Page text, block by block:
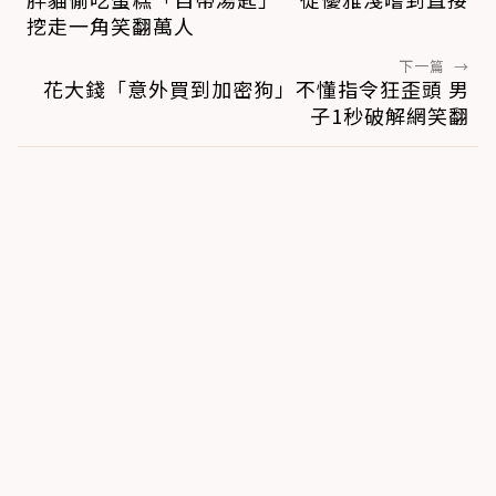
挖走一角笑翻萬人
下一篇 →
花大錢「意外買到加密狗」不懂指令狂歪頭 男
子1秒破解網笑翻